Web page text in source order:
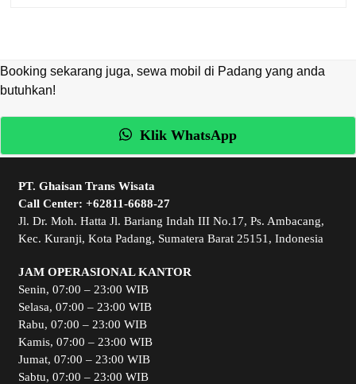
Booking sekarang juga, sewa mobil di Padang yang anda
butuhkan!
Klik WhatsApp
PT. Ghaisan Trans Wisata
Call Center: +62811-6688-27
Jl. Dr. Moh. Hatta Jl. Bariang Indah III No.17, Ps. Ambacang,
Kec. Kuranji, Kota Padang, Sumatera Barat 25151, Indonesia
JAM OPERASIONAL KANTOR
Senin, 07:00 – 23:00 WIB
Selasa, 07:00 – 23:00 WIB
Rabu, 07:00 – 23:00 WIB
Kamis, 07:00 – 23:00 WIB
Jumat, 07:00 – 23:00 WIB
Sabtu, 07:00 – 23:00 WIB